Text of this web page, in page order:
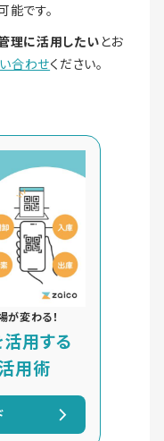
能です。
理に活用したいとお
合わせください。
が変わる！
用する
用術